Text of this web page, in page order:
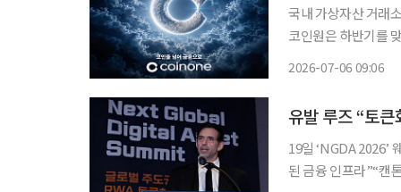
국내 가상자산 거래
코인원은 하반기를
2026-07-06 09:06
19일 ‘NGDA 2026’
된 금융 인프라”“캔